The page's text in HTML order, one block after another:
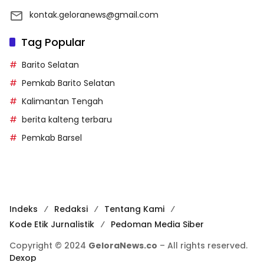
kontak.geloranews@gmail.com
Tag Popular
Barito Selatan
Pemkab Barito Selatan
Kalimantan Tengah
berita kalteng terbaru
Pemkab Barsel
Indeks Redaksi
Tentang Kami
Kode Etik Jurnalistik
Pedoman Media Siber
Copyright © 2024 GeloraNews.co – All rights reserved.
Dexop